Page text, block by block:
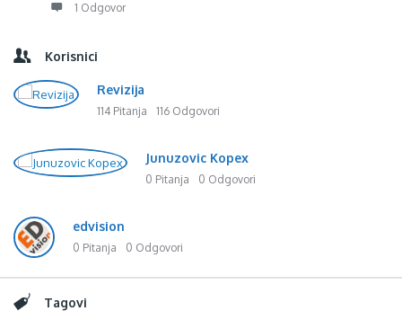
1 Odgovor
Korisnici
Revizija
114 Pitanja 116 Odgovori
Junuzovic Kopex
0 Pitanja 0 Odgovori
edvision
0 Pitanja 0 Odgovori
Tagovi